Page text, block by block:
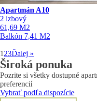
Apartmán A10
2 izbový
61,69 M2
Balkón 7,41 M2
1 23Ďalej »
Široká ponuka
Pozrite si všetky dostupné
preferencií
Vybrať podľa dispozície